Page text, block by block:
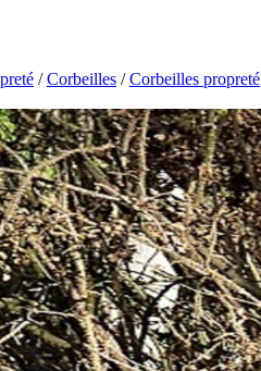
/Corbeilles /Corbeilles propreté